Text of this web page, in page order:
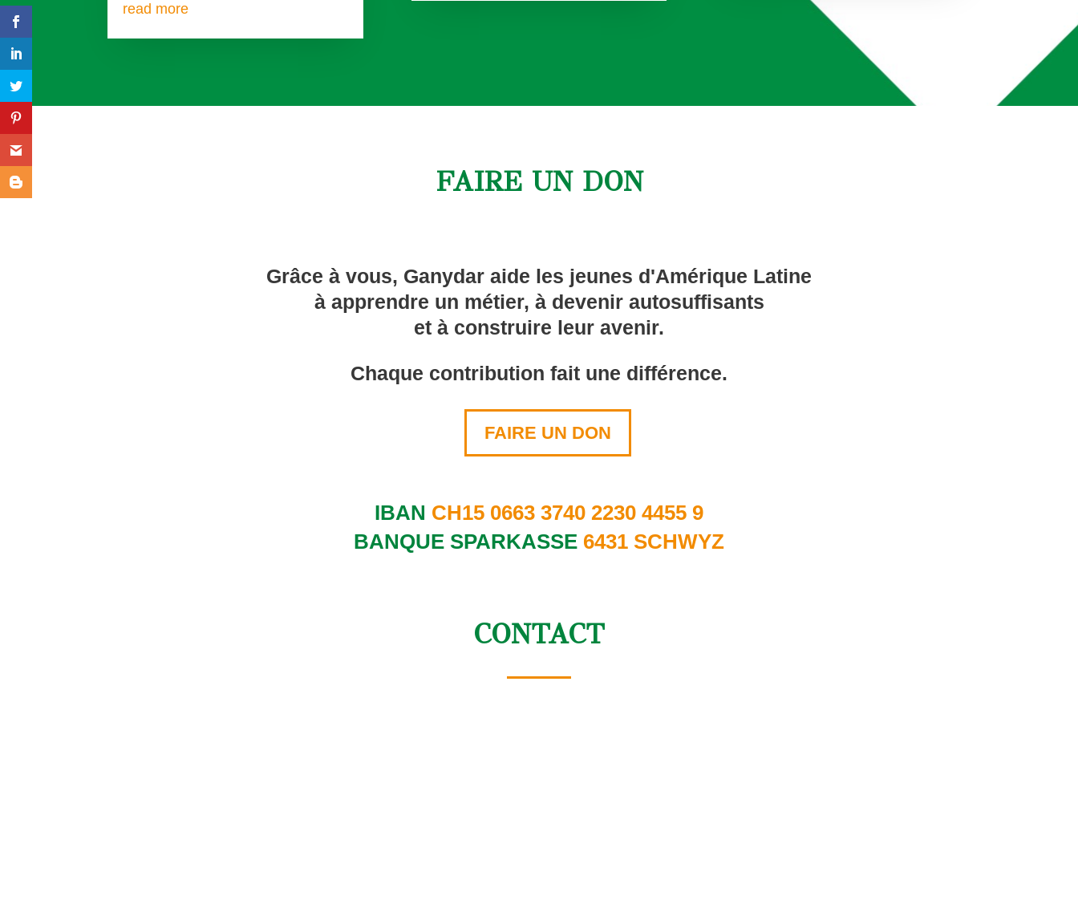
read more
FAIRE UN DON
Grâce à vous, Ganydar aide les jeunes d'Amérique Latine
à apprendre un métier, à devenir autosuffisants
et à construire leur avenir.
Chaque contribution fait une différence.
FAIRE UN DON
IBAN CH15 0663 3740 2230 4455 9
BANQUE SPARKASSE 6431 SCHWYZ
CONTACT